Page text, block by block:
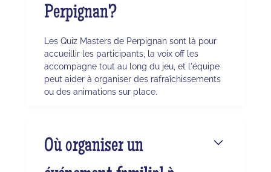
Perpignan?
Les Quiz Masters de Perpignan sont là pour
accueillir les participants, la voix off les
accompagne tout au long du jeu, et l'équipe
peut aider à organiser des rafraîchissements
ou des animations sur place.
Où organiser un